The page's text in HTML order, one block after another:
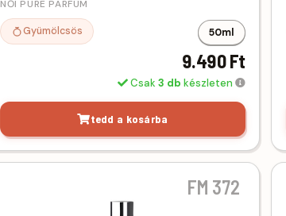
NŐI PURE PARFÜM
Gyümölcsös 50ml
9.490 Ft
Csak 3 db készleten
tedd a kosárba
FM 372